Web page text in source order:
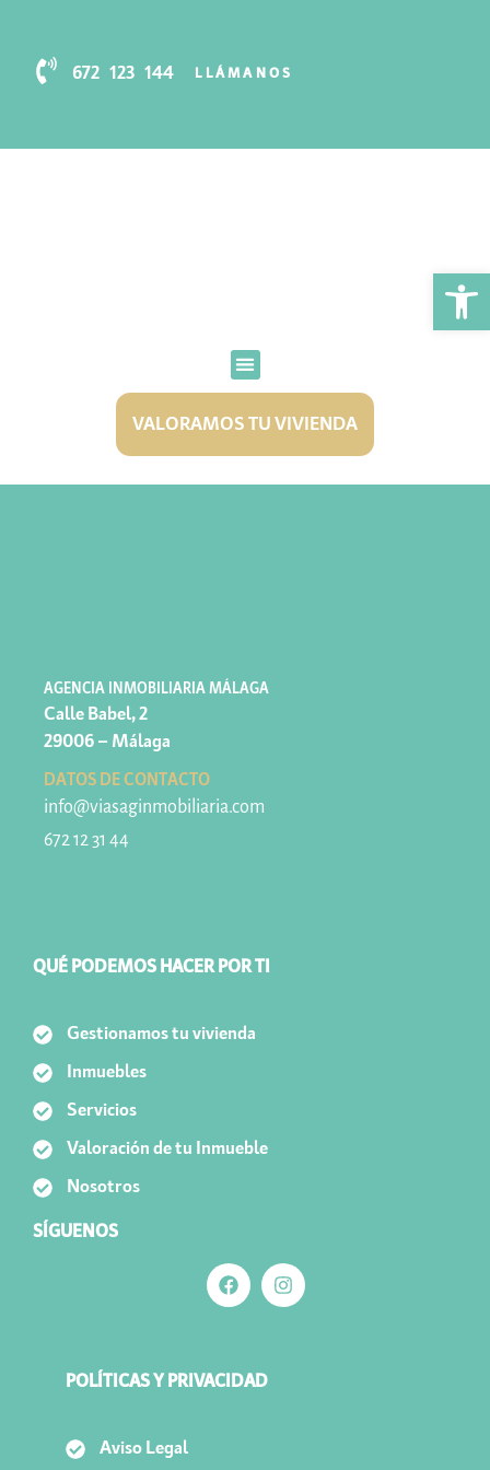
672 123 144 LLÁMANOS
VALORAMOS TU VIVIENDA
AGENCIA INMOBILIARIA MÁLAGA
Calle Babel, 2
29006 – Málaga
DATOS DE CONTACTO
info@viasaginmobiliaria.com
672 12 31 44
QUÉ PODEMOS HACER POR TI
Gestionamos tu vivienda
Inmuebles
Servicios
Valoración de tu Inmueble
Nosotros
SÍGUENOS
POLÍTICAS Y PRIVACIDAD
Aviso Legal